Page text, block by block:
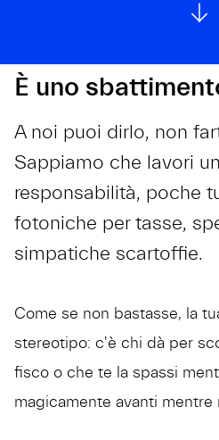
È uno
A noi puoi dirlo, non
Sappiamo che lavori
responsabilità, poche
fotoniche per tasse,
simpatiche scartoffie.
Come se non bastasse, la
stereotipo: c'è chi dà per
fisco o che te la spassi
magicamente avanti mentre